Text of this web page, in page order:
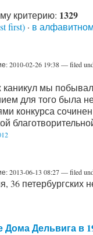
критерию: 1329
first) · в
2010-02-26 19:38— filed
мы
для того была
конкурса
2013-06-13 08:27— filed
36
Дельвига в